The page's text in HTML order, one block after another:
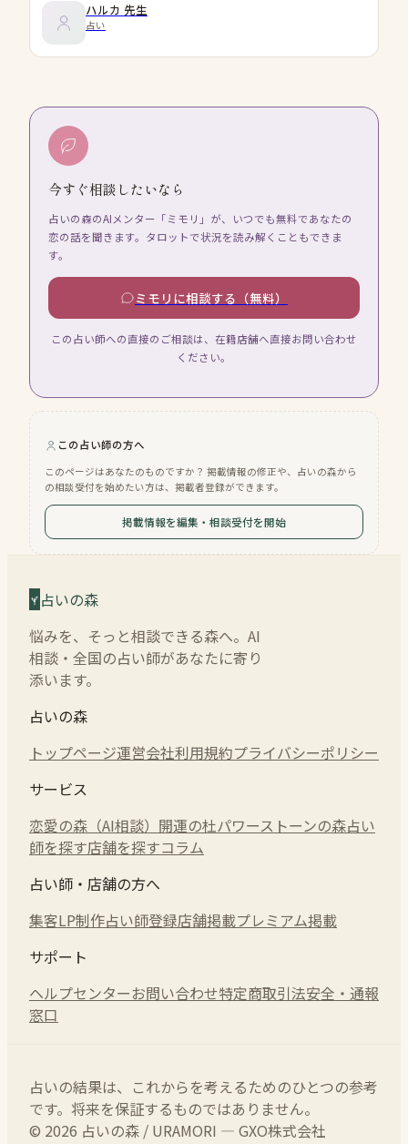
ハルカ 先生
占い
今すぐ相談したいなら
占いの森のAIメンター「ミモリ」が、いつでも無料であなたの
恋の話を聞きます。タロットで状況を読み解くこともできま
す。
ミモリに相談する（無料）
この占い師への直接のご相談は、在籍店舗へ直接お問い合わせ
ください。
この占い師の方へ
このページはあなたのものですか？ 掲載情報の修正や、占いの森から
の相談受付を始めたい方は、掲載者登録ができます。
掲載情報を編集・相談受付を開始
占いの森
悩みを、そっと相談できる森へ。AI
相談・全国の占い師があなたに寄り
添います。
占いの森
トップページ運営会社利用規約プライバシーポリシー
サービス
恋愛の森（AI相談） 開運の杜パワーストーンの森占い
師を探す店舗を探すコラム
占い師・店舗の方へ
集客LP制作占い師登録店舗掲載プレミアム掲載
サポート
ヘルプセンターお問い合わせ特定商取引法安全・通報
窓口
占いの結果は、これからを考えるためのひとつの参考
です。将来を保証するものではありません。
© 2026 占いの森 / URAMORI — GXO株式会社